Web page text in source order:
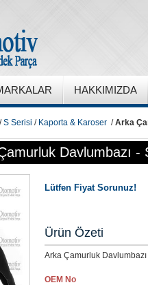
HAKKIMIZDA
/S Serisi / Kaporta & Karoser /Arka
Davlumbazı -
Lütfen Fiyat Sorunuz!
Ürün Özeti
Arka Çamurluk
OEM No